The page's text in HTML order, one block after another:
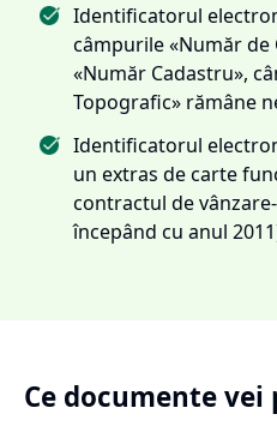
Identificatorul
câmpurile «Număr de
«Număr Cadastru»,
Topografic» rămâne
Identificatorul
un extras de carte
contractul de
începând cu anul
Ce documente vei